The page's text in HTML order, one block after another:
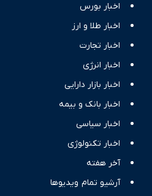
اخبار بورس
اخبار طلا و ارز
اخبار تجارت
اخبار انرژی
اخبار بازار دارایی
اخبار بانک و بیمه
اخبار سیاسی
اخبار تکنولوژی
آخر هفته
آرشیو تمام ویدیوها